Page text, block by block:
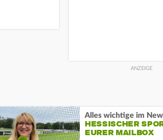
Alles wichtige im
HESSISCHER
EURER MAILBOX